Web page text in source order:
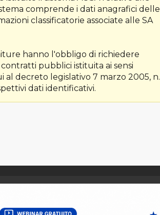
comprende i dati anagrafici delle
classificatorie associate alle SA
hanno l'obbligo di richiedere
pubblici istituita ai sensi
decreto legislativo 7 marzo 2005, n.
dati identificativi.